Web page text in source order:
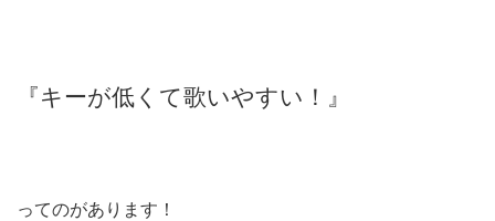
『キーが低くて歌いやすい！』
ってのがあります！